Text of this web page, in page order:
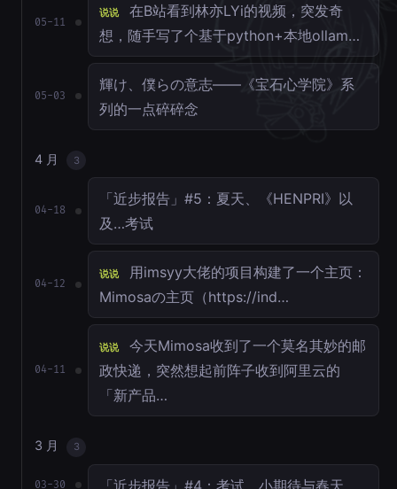
05-11
说说
在B站看到林亦LYi的视频，突发奇
想，随手写了个基于python+本地ollam…
05-03
輝け、僕らの意志——《宝石心学院》系
列的一点碎碎念
4 月 3
04-18
「近步报告」#5：夏天、《HENPRI》以
及…考试
04-12
说说
用imsyy大佬的项目构建了一个主页：
Mimosaの主页（https://ind…
04-11
说说
今天Mimosa收到了一个莫名其妙的邮
政快递，突然想起前阵子收到阿里云的
「新产品…
3 月 3
03-30 「近步报告」#4：考试、小期待与春天